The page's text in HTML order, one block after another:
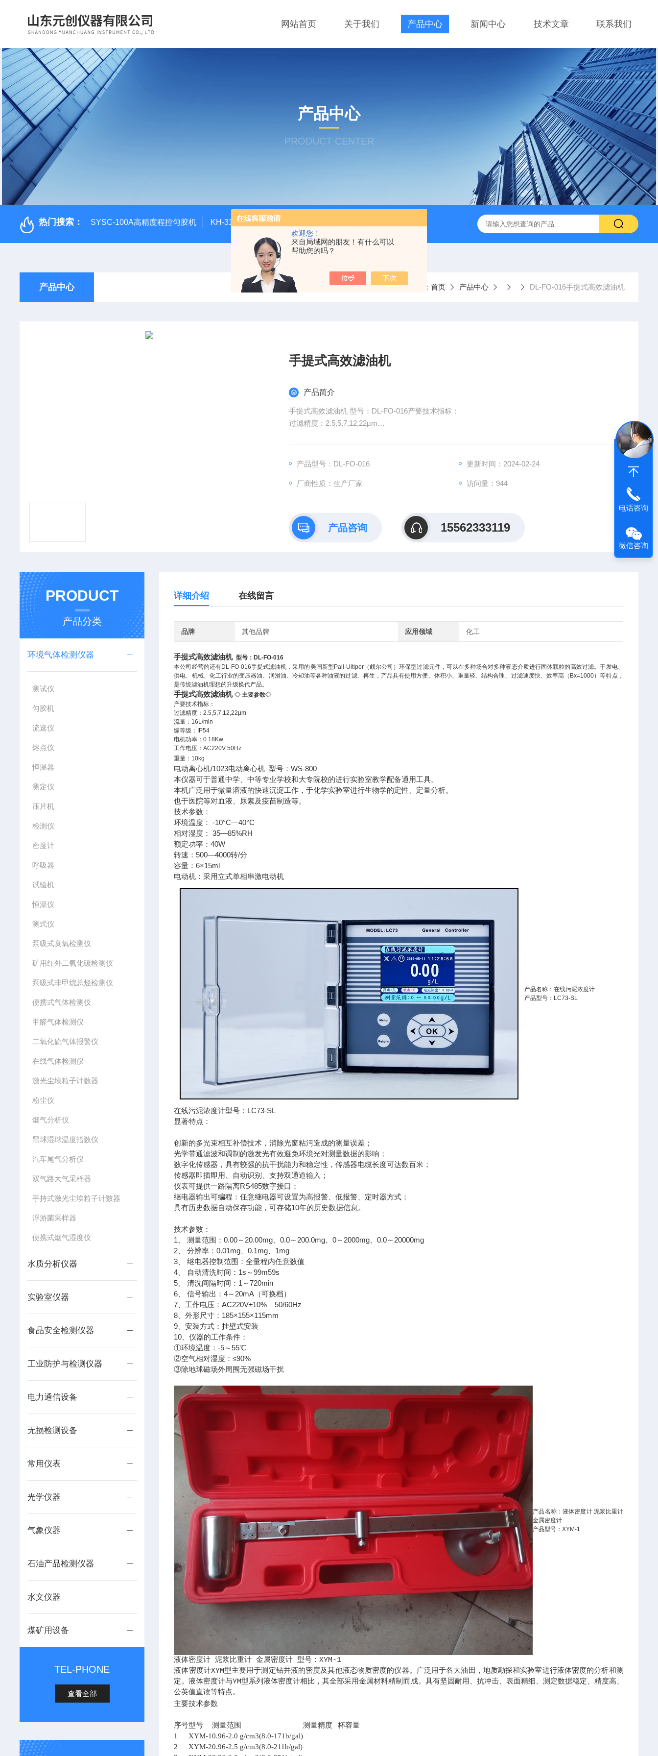
欢迎您！
来自局域网的朋友！有什么可以
帮助您的吗？
网站首页 关于我们 产品中心 新闻中心 技术文章 联系我们
产品中心
PRODUCT CENTER
热门搜索： SYSC-100A高精度程控匀胶机 KH-3100新型全能型薄层色谱扫描仪 CS-300轨道式摇床 JKG-203新型冷原子吸收测汞仪
产品中心 当前位置： 首页 产品中心 DL-FO-016手提式高效滤油机
手提式高效滤油机
产品简介
手提式高效滤油机 型号：DL-FO-016产要技术指标：
过滤精度：2.5,5,7,12,22μm
电机功率：0.18Kw
产品型号：DL-FO-016 更新时间：2024-02-24
厂商性质：生产厂家 访问量：944
产品咨询 15562333119
PRODUCT
产品分类
环境气体检测仪器
测试仪
匀胶机
流速仪
熔点仪
恒温器
测定仪
压片机
检测仪
密度计
呼吸器
试验机
恒温仪
测式仪
泵吸式臭氧检测仪
矿用红外二氧化碳检测仪
泵吸式非甲烷总烃检测仪
便携式气体检测仪
甲醛气体检测仪
二氧化硫气体报警仪
在线气体检测仪
激光尘埃粒子计数器
粉尘仪
烟气分析仪
黑球湿球温度指数仪
汽车尾气分析仪
双气路大气采样器
手持式激光尘埃粒子计数器
浮游菌采样器
便携式烟气湿度仪
水质分析仪器
实验室仪器
食品安全检测仪器
工业防护与检测仪器
电力通信设备
无损检测设备
常用仪表
光学仪器
气象仪器
石油产品检测仪器
水文仪器
煤矿用设备
TEL-PHONE
查看全部
详细介绍 在线留言
品牌 其他品牌 应用领域 化工
手提式高效滤油机 型号：DL-FO-016
本公司经营的还有DL-FO-016手提式滤油机，采用的美国新型Pall-Ultipor（颇尔公司）环保型过滤元件，可以在多种场合对多种液态介质进行固体颗粒的高效过滤。于发电、
供电、机械、化工行业的变压器油、润滑油、冷却油等各种油液的过滤、再生，产品具有使用方便、体积小、重量轻、结构合理、过滤速度快、效率高（Bx=1000）等特点，
是传统滤油机理想的升级换代产品。
手提式高效滤油机 ◇ 主要参数◇
产要技术指标：
过滤精度：2.5,5,7,12,22μm
流量：16L/min
缘等级：IP54
电机功率：0.18Kw
工作电压：AC220V 50Hz
重量：10kg
电动离心机/1023电动离心机 型号：WS-800
本仪器可于普通中学、中等专业学校和大专院校的进行实验室教学配备通用工具。
本机广泛用于微量溶液的快速沉淀工作，于化学实验室进行生物学的定性、定量分析。
也于医院等对血液、尿素及疫苗制造等。
技术参数：
环境温度： -10°C—40°C
相对湿度： 35—85%RH
额定功率：40W
转速：500—4000转/分
容量：6×15ml
电动机：采用立式单相串激电动机
产品名称：在线污泥浓度计
产品型号：LC73-SL
在线污泥浓度计型号：LC73-SL
显著特点：
创新的多光束相互补偿技术，消除光窗粘污造成的测量误差；
光学带通滤波和调制的激发光有效避免环境光对测量数据的影响；
数字化传感器，具有较强的抗干扰能力和稳定性，传感器电缆长度可达数百米；
传感器即插即用、自动识别、支持双通道输入；
仪表可提供一路隔离RS485数字接口；
继电器输出可编程：任意继电器可设置为高报警、低报警、定时器方式；
具有历史数据自动保存功能，可存储10年的历史数据信息。
技术参数：
1、 测量范围：0.00～20.00mg、0.0～200.0mg、0～2000mg、0.0～20000mg
2、 分辨率：0.01mg、0.1mg、1mg
3、 继电器控制范围：全量程内任意数值
4、 自动清洗时间：1s～99m59s
5、 清洗间隔时间：1～720min
6、 信号输出：4～20mA（可换档）
7、工作电压：AC220V±10% 50/60Hz
8、外形尺寸：185×155×115mm
9、安装方式：挂壁式安装
10、仪器的工作条件：
①环境温度：-5～55℃
②空气相对湿度：≤90%
③除地球磁场外周围无强磁场干扰
产品名称：液体密度计 泥浆比重计
金属密度计
产品型号：XYM-1
液体密度计 泥浆比重计 金属密度计 型号：XYM-1
液体密度计XYM型主要用于测定钻井液的密度及其他液态物质密度的仪器。广泛用于各大油田，地质勘探和实验室进行液体密度的分析和测
定。液体密度计与YM型系列液体密度计相比，其全部采用金属材料精制而成。具有坚固耐用、抗冲击、表面精细、测定数据稳定、精度高、
公英值直读等特点。
主要技术参数
序号型号 测量范围 测量精度
杯容量
1
XYM-10.96-2.0 g/cm3(8.0-171b/gal)
2
XYM-20.96-2.5 g/cm3(8.0-211b/gal)
电话咨询
微信咨询